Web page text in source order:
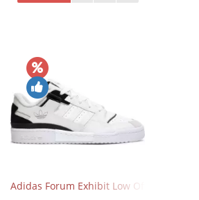
Adidas Forum Exhibit Low Off White Black